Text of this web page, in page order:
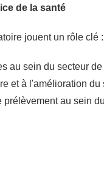
de la santé
jouent un rôle clé :
au sein du secteur
et à l'amélioration
au sein